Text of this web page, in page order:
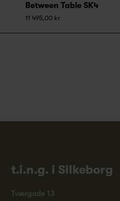
Between Table SK4
11 495,00 kr
t.i.n.g. i Silkeborg
Tværgade 13